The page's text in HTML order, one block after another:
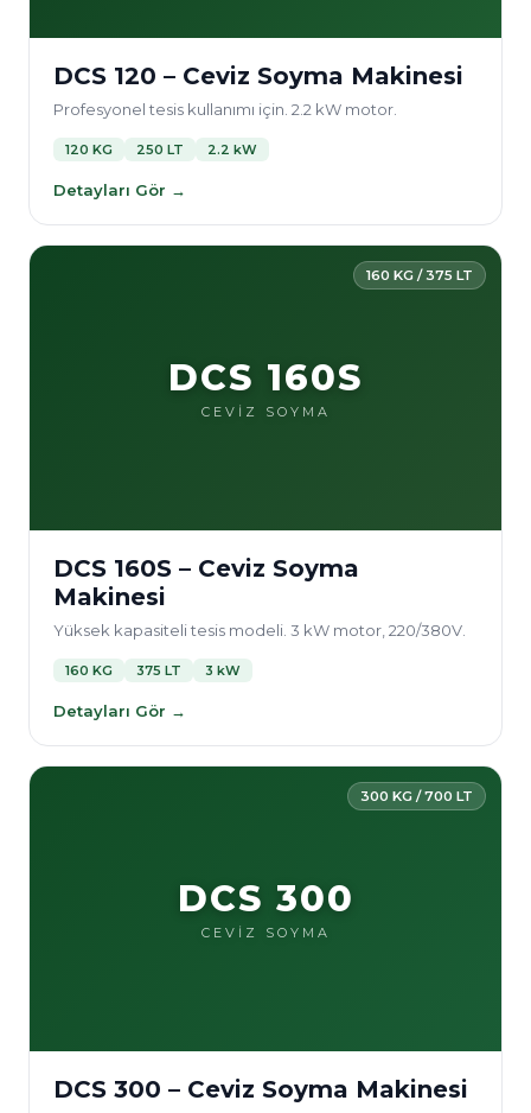
DCS 120 – Ceviz Soyma Makinesi
Profesyonel tesis kullanımı için. 2.2 kW motor.
120 KG 250 LT 2.2 kW
Detayları Gör →
160 KG / 375 LT
DCS 160S
CEVİZ SOYMA
DCS 160S – Ceviz Soyma
Makinesi
Yüksek kapasiteli tesis modeli. 3 kW motor, 220/380V.
160 KG 375 LT 3 kW
Detayları Gör →
300 KG / 700 LT
DCS 300
CEVİZ SOYMA
DCS 300 – Ceviz Soyma Makinesi